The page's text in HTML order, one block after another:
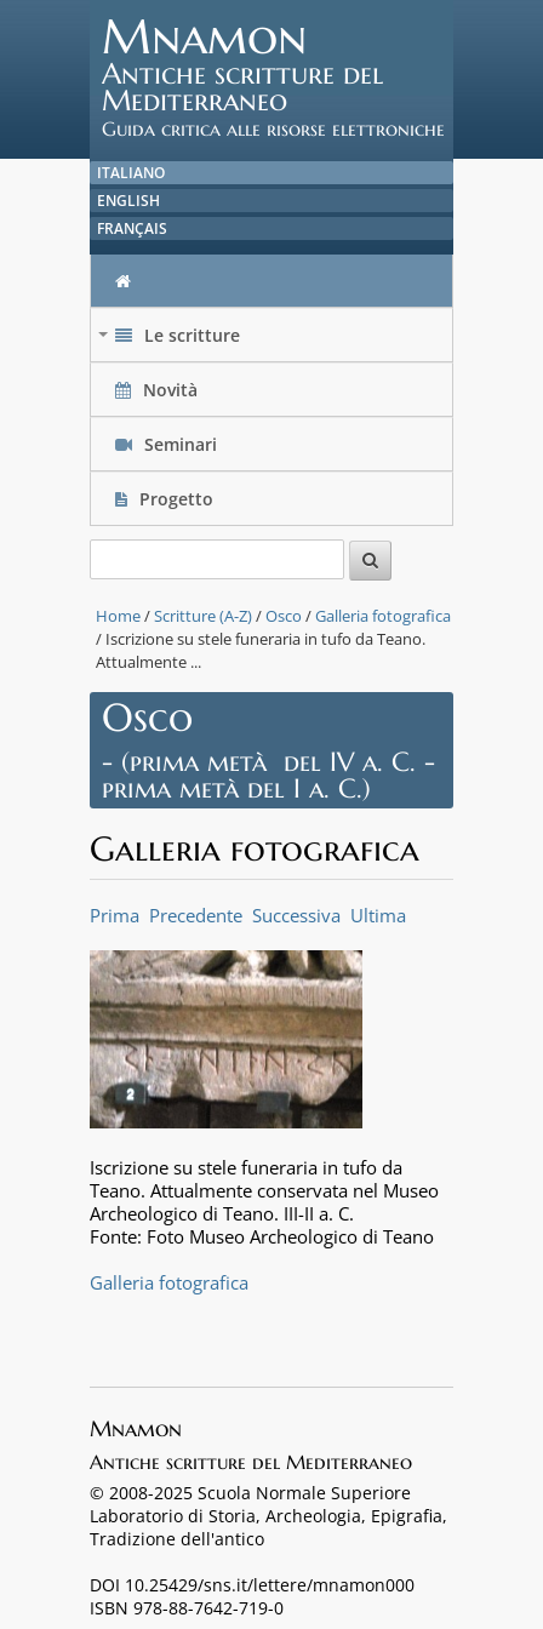
Mnamon
Antiche scritture del
Mediterraneo
Guida critica alle risorse elettroniche
ITALIANO
ENGLISH
FRANÇAIS
Le scritture
Novità
Seminari
Progetto
Home/Scritture (A-Z)/Osco /Galleria fotografica
/ Iscrizione su stele funeraria in tufo da Teano.
Attualmente ...
Osco
- (prima metà del IV a. C. -
prima metà del I a. C.)
Galleria fotografica
Prima Precedente Successiva Ultima
Iscrizione su stele funeraria in tufo da
Teano. Attualmente conservata nel Museo
Archeologico di Teano. III-II a. C.
Fonte: Foto Museo Archeologico di Teano
Galleria fotografica
Mnamon
Antiche scritture del Mediterraneo
© 2008-2025 Scuola Normale Superiore
Laboratorio di Storia, Archeologia, Epigrafia,
Tradizione dell'antico
DOI 10.25429/sns.it/lettere/mnamon000
ISBN 978-88-7642-719-0